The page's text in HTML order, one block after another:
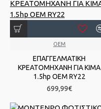
OEM
ΕΠΑΓΓΕΛΜΑΤΙΚΗ
ΚΡΕΑΤΟΜΗΧΑΝΗ ΓΙΑ ΚΙΜΑ
1.5hp OEM RY22
699,99€